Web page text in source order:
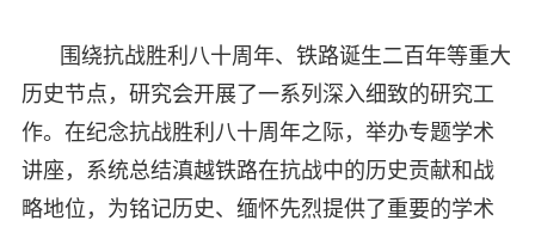
围绕抗战胜利八十周年、铁路诞生二百年等重大
历史节点，研究会开展了一系列深入细致的研究工
作。在纪念抗战胜利八十周年之际，举办专题学术
讲座，系统总结滇越铁路在抗战中的历史贡献和战
略地位，为铭记历史、缅怀先烈提供了重要的学术